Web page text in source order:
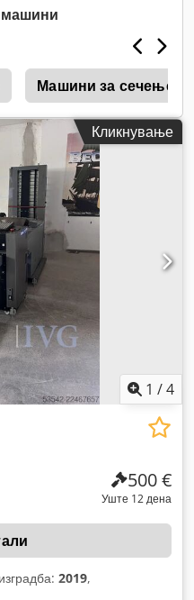
машини
Машини за сечење
Кликнување
1 /4
500 €
Уште 12 дена
2019,